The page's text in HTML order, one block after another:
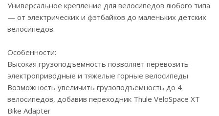
Универсальное крепление для велосипедов любого типа
— от электрических и фэтбайков до маленьких детских
велосипедов.
Особенности:
Высокая грузоподъемность позволяет перевозить
электроприводные и тяжелые горные велосипеды
Возможность увеличить грузоподъемность до 4
велосипедов, добавив переходник Thule VeloSpace XT
Bike Adapter